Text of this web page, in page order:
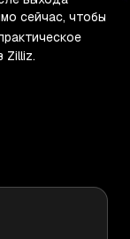
сейчас, чтобы
Zilliz.